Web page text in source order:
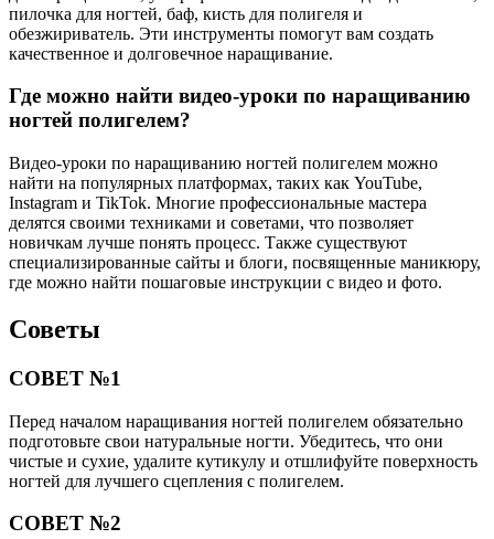
пилочка для ногтей, баф, кисть для полигеля и
обезжириватель. Эти инструменты помогут вам создать
качественное и долговечное наращивание.
Где можно найти видео-уроки по наращиванию
ногтей полигелем?
Видео-уроки по наращиванию ногтей полигелем можно
найти на популярных платформах, таких как YouTube,
Instagram и TikTok. Многие профессиональные мастера
делятся своими техниками и советами, что позволяет
новичкам лучше понять процесс. Также существуют
специализированные сайты и блоги, посвященные маникюру,
где можно найти пошаговые инструкции с видео и фото.
Советы
СОВЕТ №1
Перед началом наращивания ногтей полигелем обязательно
подготовьте свои натуральные ногти. Убедитесь, что они
чистые и сухие, удалите кутикулу и отшлифуйте поверхность
ногтей для лучшего сцепления с полигелем.
СОВЕТ №2